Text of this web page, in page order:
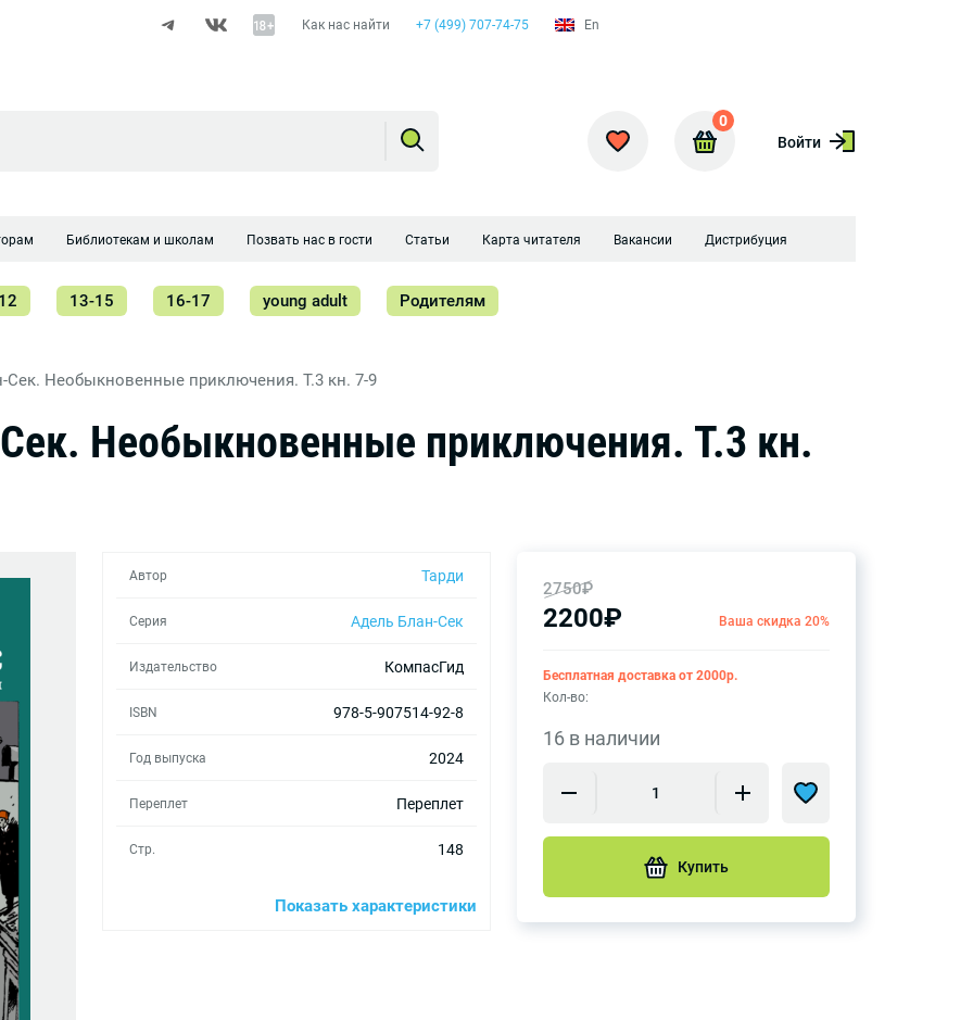
Сек. Необыкновенные приключения. Т.3 кн. 7-9
Необыкновенные приключения. Т.3 кн.
Автор Тарди
Серия Адель Блан-Сек
Издательство КомпасГид
ISBN 978-5-907514-92-8
Год выпуска 2024
Переплет Переплет
Стр. 148
Показать характеристики
2750₽
2200₽ Ваша скидка 20%
Бесплатная доставка от 2000р.
Кол-во:
16 в наличии
Купить
Как нас найти +7 (499) 707-74-75 En
0
Войти
Библиотекам и школам Позвать нас в гости Статьи Карта читателя Вакансии Дистрибуция
13-15 16-17 young adult Родителям